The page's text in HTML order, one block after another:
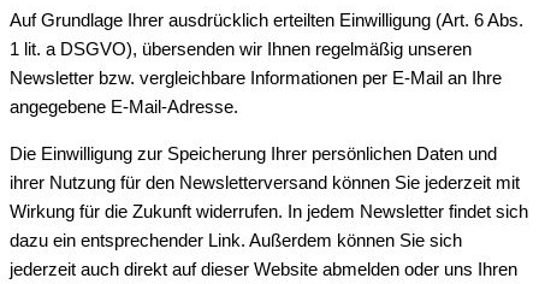
Auf Grundlage Ihrer ausdrücklich erteilten Einwilligung (Art. 6 Abs.
1 lit. a DSGVO), übersenden wir Ihnen regelmäßig unseren
Newsletter bzw. vergleichbare Informationen per E-Mail an Ihre
angegebene E-Mail-Adresse.
Die Einwilligung zur Speicherung Ihrer persönlichen Daten und
ihrer Nutzung für den Newsletterversand können Sie jederzeit mit
Wirkung für die Zukunft widerrufen. In jedem Newsletter findet sich
dazu ein entsprechender Link. Außerdem können Sie sich
jederzeit auch direkt auf dieser Website abmelden oder uns Ihren